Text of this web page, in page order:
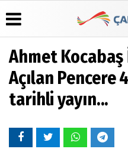
Üye Paneli
Haber
Arşivi
Arşivi
Günün
Hava
Durumu
Gazete
Anketler
Ahmet
Açılan Pencere
tarihli yayın...